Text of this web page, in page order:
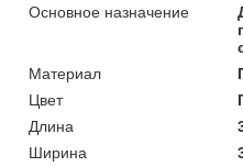
Основное назначение
Материал
Цвет
Длина
Ширина